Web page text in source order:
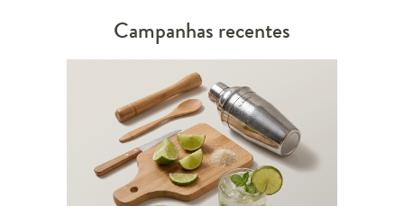
Campanhas recentes